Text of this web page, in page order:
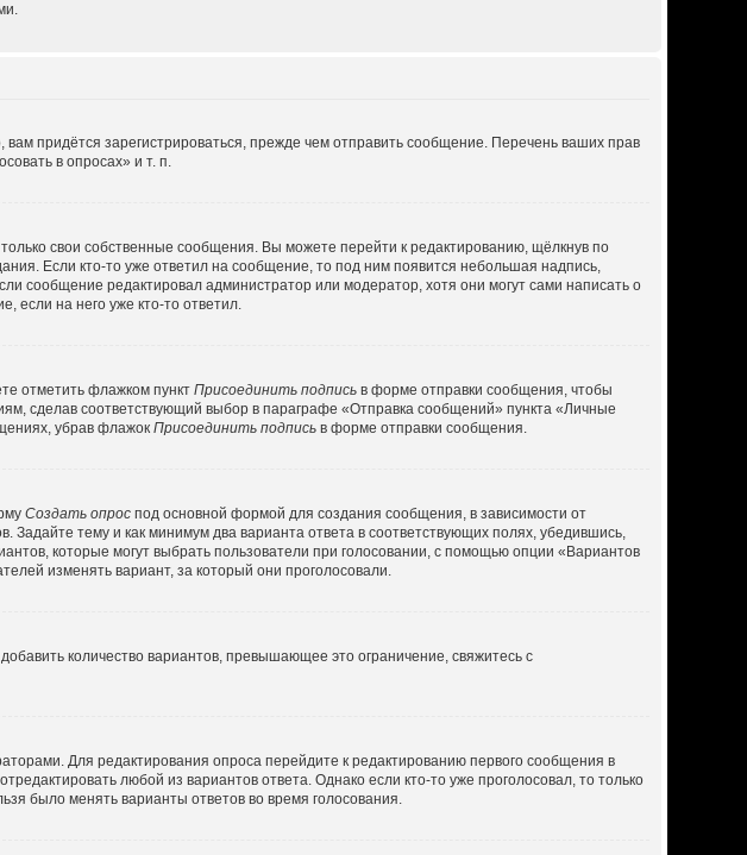
придётся зарегистрироваться, прежде чем отправить сообщение. Перечень ваших прав
в опросах» и т. п.
свои собственные сообщения. Вы можете перейти к редактированию, щёлкнув по
Если кто-то уже ответил на сообщение, то под ним появится небольшая надпись,
сообщение редактировал администратор или модератор, хотя они могут сами написать о
если на него уже кто-то ответил.
отметить флажком пунктПрисоединить подпись в форме отправки сообщения, чтобы
сделав соответствующий выбор в параграфе «Отправка сообщений» пункта «Личные
убрав флажокПрисоединить подпись в форме отправки сообщения.
Создать опрос под основной формой для создания сообщения, в зависимости от
тему и как минимум два варианта ответа в соответствующих полях, убедившись,
которые могут выбрать пользователи при голосовании, с помощью опции «Вариантов
изменять вариант, за который они проголосовали.
количество вариантов, превышающее это ограничение, свяжитесь с
Для редактирования опроса перейдите к редактированию первого сообщения в
любой из вариантов ответа. Однако если кто-то уже проголосовал, то только
было менять варианты ответов во время голосования.